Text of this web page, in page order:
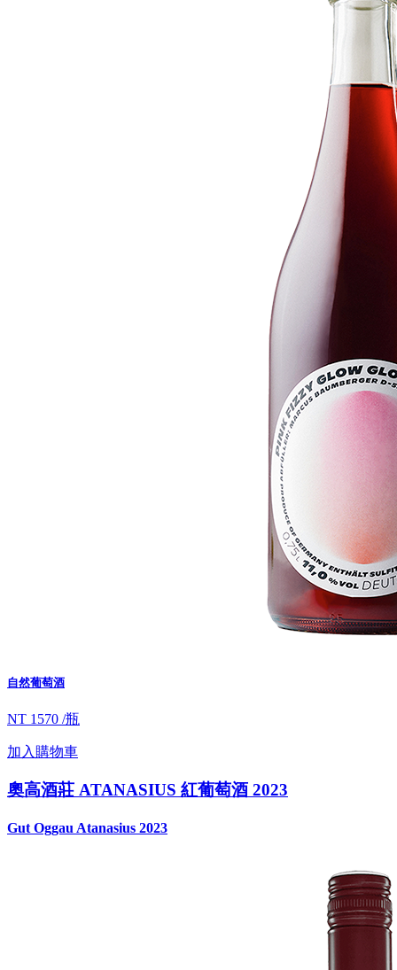
自然葡萄酒
NT 1570 /瓶
加入購物車
奧高酒莊 ATANASIUS 紅葡萄酒 2023
Gut Oggau Atanasius 2023